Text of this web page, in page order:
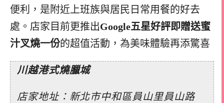
便利，是附近上班族與居民日常用餐的好去
處。店家目前更推出Google五星好評即贈送蜜
汁叉燒一份的超值活動，為美味體驗再添驚喜
川越港式燒臘城
店家地址：新北市中和區員山里員山路